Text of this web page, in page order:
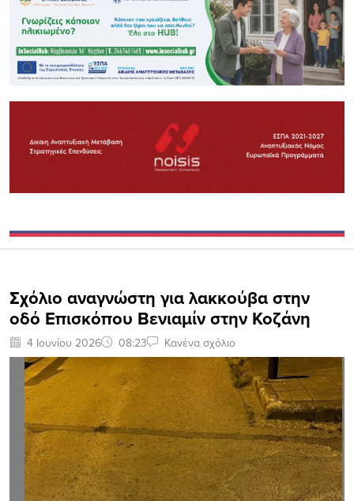
Σχόλιο αναγνώστη για λακκούβα στην
οδό Επισκόπου Βενιαμίν στην Κοζάνη
4 Ιουνίου 2026 08:23 Κανένα σχόλιο